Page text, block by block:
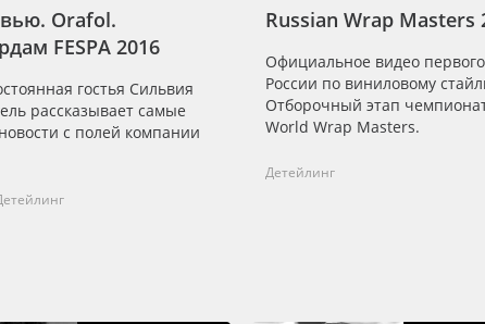
Orafol.
FESPA 2016
гостья Сильвия
рассказывает самые
с полей компании
Russian Wrap Masters
Официальное видео
России по виниловому
Отборочный этап
World Wrap Masters.
Детейлинг